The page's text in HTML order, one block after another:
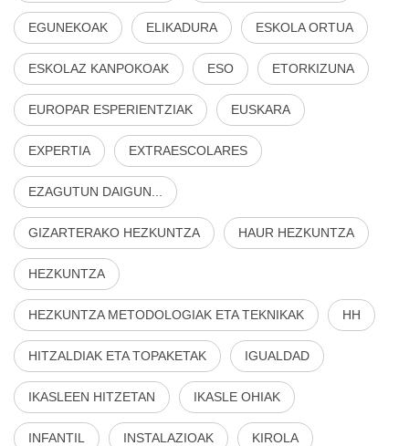
EGUNEKOAK ELIKADURA ESKOLA ORTUA
ESKOLAZ KANPOKOAK ESO ETORKIZUNA
EUROPAR ESPERIENTZIAK EUSKARA
EXPERTIA EXTRAESCOLARES
EZAGUTUN DAIGUN...
GIZARTERAKO HEZKUNTZA HAUR HEZKUNTZA
HEZKUNTZA
HEZKUNTZA METODOLOGIAK ETA TEKNIKAK HH
HITZALDIAK ETA TOPAKETAK IGUALDAD
IKASLEEN HITZETAN IKASLE OHIAK
INFANTIL INSTALAZIOAK KIROLA